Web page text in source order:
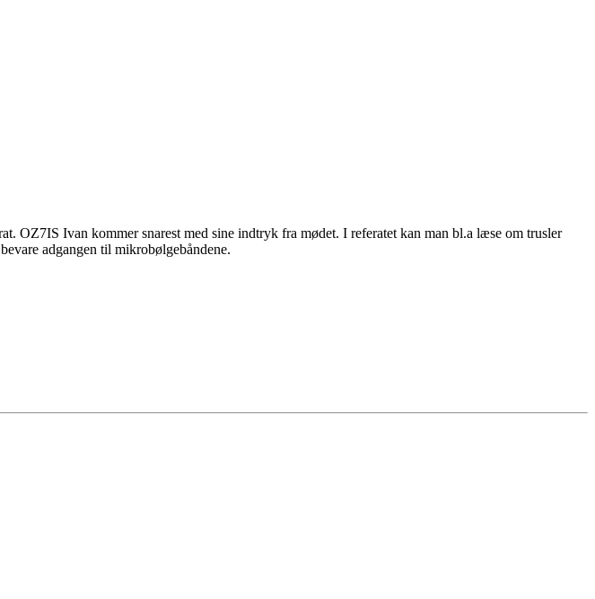
Ivan kommer snarest med sine indtryk fra mødet. I referatet kan man bl.a læse om trusler
adgangen til mikrobølgebåndene.